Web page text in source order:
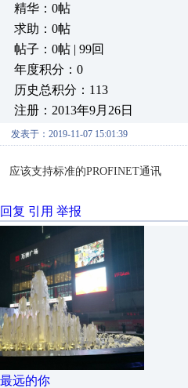
精华：0帖
求助：0帖
帖子：0帖 | 99回
年度积分：0
历史总积分：113
注册：2013年9月26日
发表于：2019-11-07 15:01:39
应该支持标准的PROFINET通讯
回复 引用 举报
最远的你